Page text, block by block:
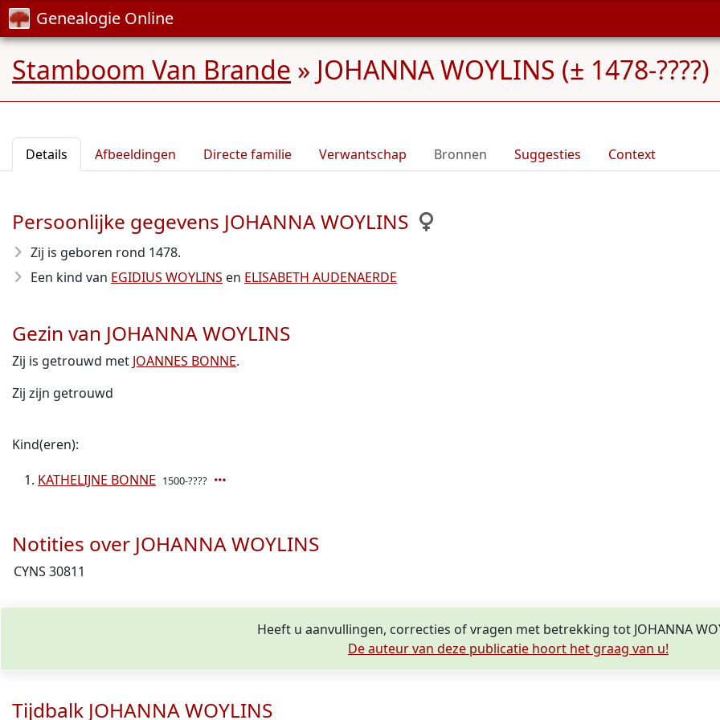
Genealogie Online
Stamboom Van Brande » JOHANNA WOYLINS (± 1478-????)
Details Afbeeldingen Directe familie Verwantschap Bronnen Suggesties Context
Persoonlijke gegevens JOHANNA WOYLINS
Zij is geboren rond 1478.
Een kind van EGIDIUS WOYLINS en ELISABETH AUDENAERDE
Gezin van JOHANNA WOYLINS
Zij is getrouwd met JOANNES BONNE.
Zij zijn getrouwd
Kind(eren):
KATHELIJNE BONNE 1500-????
Notities over JOHANNA WOYLINS
CYNS 30811
Heeft u aanvullingen, correcties of vragen met betrekking tot JOHANNA
De auteur van deze publicatie hoort het graag van u!
Tijdbalk JOHANNA WOYLINS